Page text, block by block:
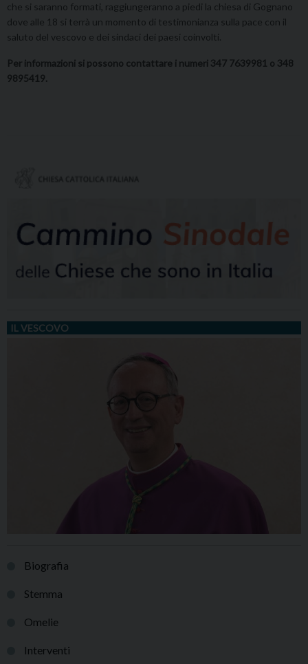
che si saranno formati, raggiungeranno a piedi la chiesa di Gognano
dove alle 18 si terrà un momento di testimonianza sulla pace con il
saluto del vescovo e dei sindaci dei paesi coinvolti.
Per informazioni si possono contattare i numeri 347 7639981 o 348
9895419.
IL VESCOVO
Biografia
Stemma
Omelie
Interventi